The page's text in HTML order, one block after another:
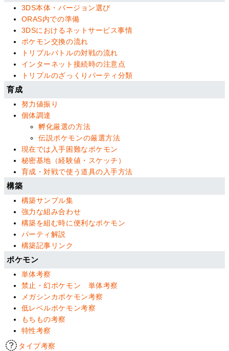
3DS本体・バージョン選び
ORAS内での準備
3DSにおけるネットサービス事情
ポケモン交換の流れ
トリプルバトルの対戦の流れ
インターネット接続時の注意点
トリプルのざっくりパーティ分類
育成
努力値振り
個体調達
孵化厳選の方法
伝説ポケモンの厳選方法
現在では入手困難なポケモン
秘密基地（経験値・スケッチ）
育成・対戦で使う道具の入手方法
構築
構築サンプル集
強力な組み合わせ
構築を組む時に便利なポケモン
パーティ解説
構築記事リンク
ポケモン
単体考察
禁止・幻ポケモン 単体考察
メガシンカポケモン考察
低レベルポケモン考察
もちもの考察
特性考察
タイプ考察